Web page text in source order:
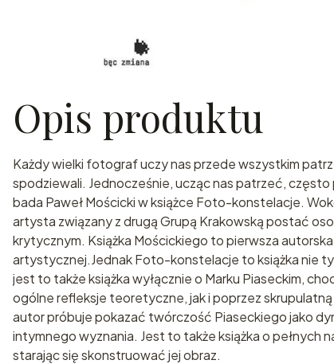
Opis produktu
Każdy wielki fotograf uczy nas przede wszystkim
spodziewali. Jednocześnie, ucząc nas patrzeć,
bada Paweł Mościcki w książce Foto-konstelacje.
artysta związany z drugą Grupą Krakowską postać
krytycznym. Książka Mościckiego to pierwsza
artystycznej.Jednak Foto-konstelacje to książka nie
jest to także książka wyłącznie o Marku Piaseckim,
ogólne refleksje teoretyczne, jak i poprzez
autor próbuje pokazać twórczość Piaseckiego jako
intymnego wyznania. Jest to także książka o pełnych
starając się skonstruować jej obraz.